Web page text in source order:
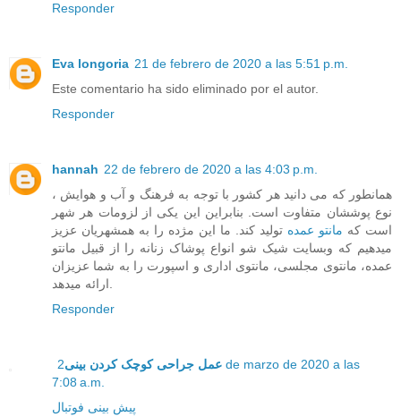
Responder
Eva longoria 21 de febrero de 2020 a las 5:51 p.m.
Este comentario ha sido eliminado por el autor.
Responder
hannah 22 de febrero de 2020 a las 4:03 p.m.
همانطور که می دانید هر کشور با توجه به فرهنگ و آب و هوایش ،
نوع پوششان متفاوت است. بنابراین این یکی از لزومات هر شهر
است که مانتو عمده تولید کند. ما این مژده را به همشهریان عزیز
میدهیم که وبسایت شیک شو انواع پوشاک زنانه را از قبیل مانتو
عمده، مانتوی مجلسی، مانتوی اداری و اسپورت را به شما عزیزان
Responder
عمل جراحی کوچک کردن بینی2 de marzo de 2020 a las
7:08 a.m.
پیش بینی فوتبال